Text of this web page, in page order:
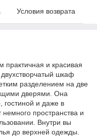
Условия возврата
практичная и красивая
шкаф
разделением на две
дверями. Она
гостиной и даже в
немного пространства и
Внутри вы
до верхней одежды.